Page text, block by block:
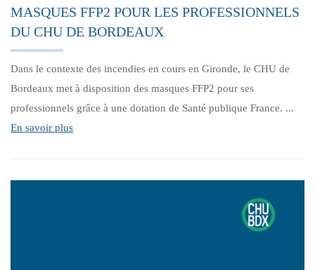
MASQUES FFP2 POUR LES PROFESSIONNELS
DU CHU DE BORDEAUX
Dans le contexte des incendies en cours en Gironde, le CHU de
Bordeaux met à disposition des masques FFP2 pour ses
professionnels grâce à une dotation de Santé publique France. ...
En savoir plus